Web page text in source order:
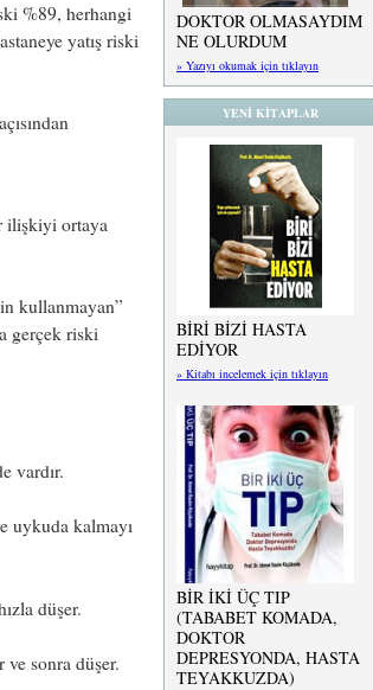
%89, herhangi
yatış riski
ilişkiyi ortaya
kullanmayan”
gerçek riski
vardır.
uykuda kalmayı
düşer.
sonra düşer.
DOKTOR OLMASAYDIM
NE OLURDUM
» Yazıyı okumak için tıklayın
YENİ KİTAPLAR
BİRİ BİZİ HASTA
EDİYOR
» Kitabı incelemek için tıklayın
BİR İKİ ÜÇ TIP
(TABABET KOMADA,
DOKTOR
DEPRESYONDA, HASTA
TEYAKKUZDA)